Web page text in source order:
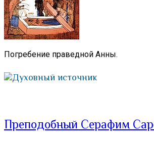
Погребение праведной Анны.
Духовный источник
Преподобный Серафим